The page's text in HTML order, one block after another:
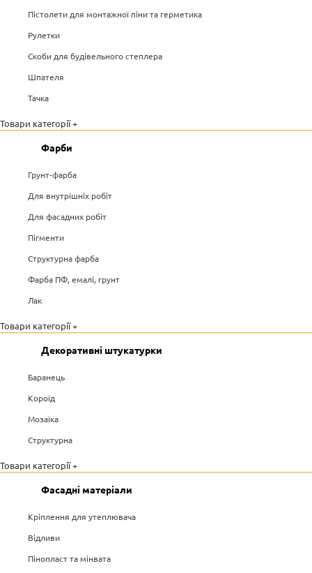
Пістолети для монтажної піни та герметика
Рулетки
Скоби для будівельного степлера
Шпателя
Тачка
Товари категорії +
Фарби
Грунт-фарба
Для внутрішніх робіт
Для фасадних робіт
Пігменти
Структурна фарба
Фарба ПФ, емалі, грунт
Лак
Товари категорії +
Декоративні штукатурки
Баранець
Короїд
Мозаїка
Структурна
Товари категорії +
Фасадні матеріали
Кріплення для утеплювача
Відливи
Пінопласт та мінвата